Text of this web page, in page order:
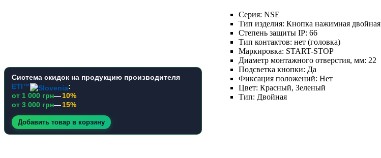
Система скидок на продукцию производителя
ETI™
:
от 1 000 грн—10%
от 3 000 грн—15%
Добавить товар в корзину
Серия: NSE
Тип изделия: Кнопка нажимная двойная
Степень защиты IP: 66
Тип контактов: нет (головка)
Маркировка: START-STOP
Диаметр монтажного отверстия, мм: 22
Подсветка кнопки: Да
Фиксация положений: Нет
Цвет: Красный, Зеленый
Тип: Двойная